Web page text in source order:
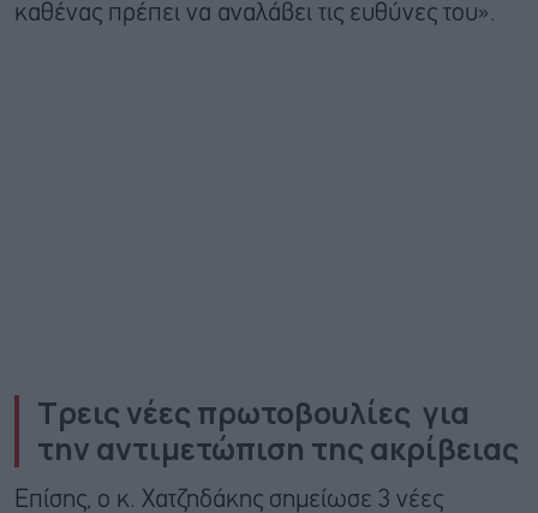
καθένας πρέπει να αναλάβει τις ευθύνες του».
Τρεις νέες πρωτοβουλίες για
την αντιμετώπιση της ακρίβειας
Επίσης, ο κ. Χατζηδάκης σημείωσε 3 νέες